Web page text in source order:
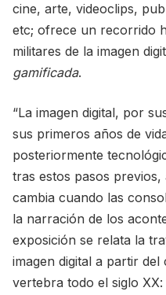
cine, arte, videoclips,
etc; ofrece un recorrido
militares de la imagen
gamificada.
“La imagen digital, por
sus primeros años de
posteriormente
tras estos pasos
cambia cuando las
la narración de los
exposición se relata la
imagen digital a partir
vertebra todo el siglo XX: